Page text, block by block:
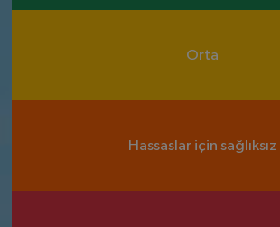
Orta
Hassaslar için sağlıksız